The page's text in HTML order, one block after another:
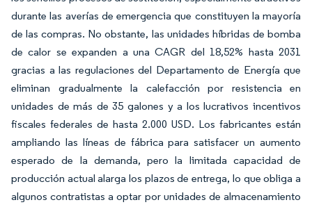
durante las averías de emergencia que constituyen la mayoría
de las compras. No obstante, las unidades híbridas de bomba
de calor se expanden a una CAGR del 18,52% hasta 2031
gracias a las regulaciones del Departamento de Energía que
eliminan gradualmente la calefacción por resistencia en
unidades de más de 35 galones y a los lucrativos incentivos
fiscales federales de hasta 2.000 USD. Los fabricantes están
ampliando las líneas de fábrica para satisfacer un aumento
esperado de la demanda, pero la limitada capacidad de
producción actual alarga los plazos de entrega, lo que obliga a
algunos contratistas a optar por unidades de almacenamiento